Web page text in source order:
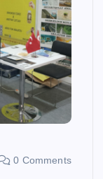
0 Comments